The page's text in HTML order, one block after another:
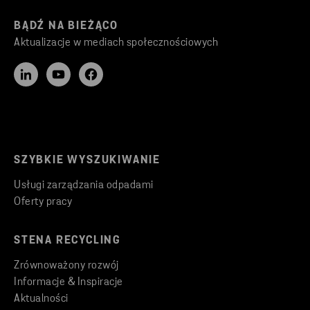
BĄDŹ NA BIEŻĄCO
Aktualizacje w mediach społecznościowych
SZYBKIE WYSZUKIWANIE
Usługi zarządzania odpadami
Oferty pracy
STENA RECYCLING
Zrównoważony rozwój
Informacje & Inspiracje
Aktualności